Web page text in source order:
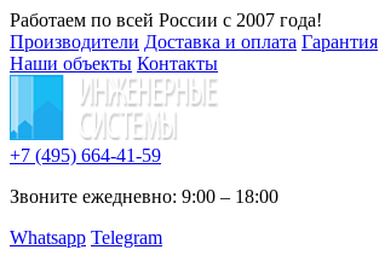
Работаем по всей России с 2007 года!
Производители Доставка и оплата Гарантия
Наши объекты Контакты
+7 (495) 664-41-59
Звоните ежедневно: 9:00 – 18:00
Whatsapp Telegram